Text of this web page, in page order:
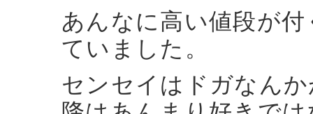
あんなに高い値段が
ていました。
センセイはドガなん